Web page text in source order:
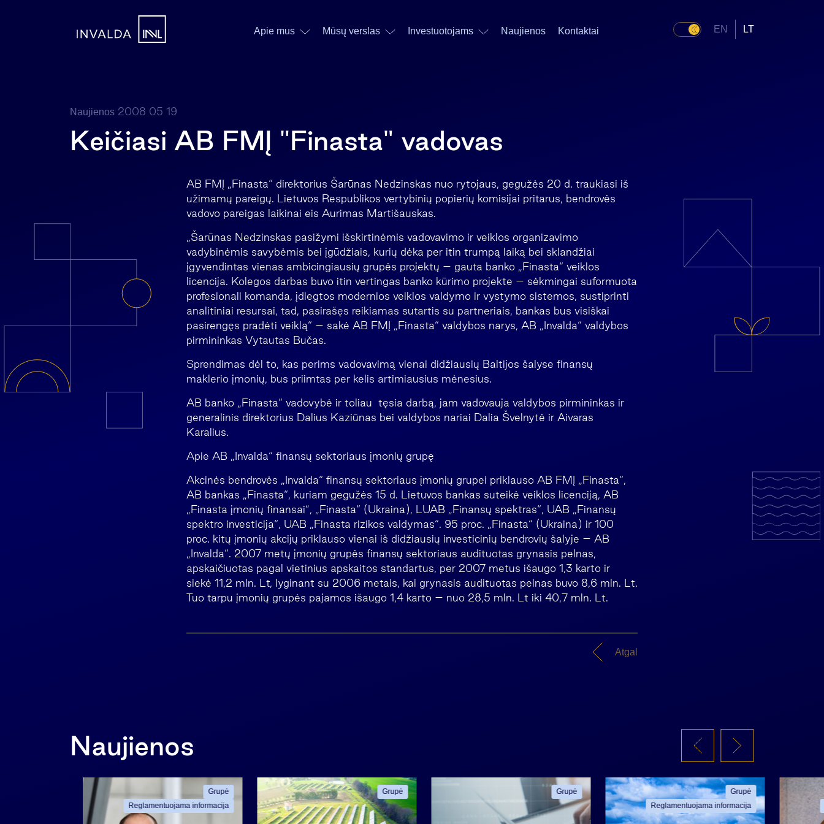
Apie mus Mūsų verslas Investuotojams Naujienos Kontaktai EN LT
Naujienos 2008 05 19
Keičiasi AB FMĮ "Finasta" vadovas
AB FMĮ „Finasta“ direktorius Šarūnas Nedzinskas nuo rytojaus, gegužės 20 d. traukiasi iš
užimamų pareigų. Lietuvos Respublikos vertybinių popierių komisijai pritarus, bendrovės
vadovo pareigas laikinai eis Aurimas Martišauskas.
„Šarūnas Nedzinskas pasižymi išskirtinėmis vadovavimo ir veiklos organizavimo
vadybinėmis savybėmis bei įgūdžiais, kurių dėka per itin trumpą laiką bei sklandžiai
įgyvendintas vienas ambicingiausių grupės projektų – gauta banko „Finasta“ veiklos
licencija. Kolegos darbas buvo itin vertingas banko kūrimo projekte – sėkmingai suformuota
profesionali komanda, įdiegtos modernios veiklos valdymo ir vystymo sistemos, sustiprinti
analitiniai resursai, tad, pasirašęs reikiamas sutartis su partneriais, bankas bus visiškai
pasirengęs pradėti veiklą“ – sakė AB FMĮ „Finasta“ valdybos narys, AB „Invalda“ valdybos
pirmininkas Vytautas Bučas.
Sprendimas dėl to, kas perims vadovavimą vienai didžiausių Baltijos šalyse finansų
maklerio įmonių, bus priimtas per kelis artimiausius mėnesius.
AB banko „Finasta“ vadovybė ir toliau tęsia darbą, jam vadovauja valdybos pirmininkas ir
generalinis direktorius Dalius Kaziūnas bei valdybos nariai Dalia Švelnytė ir Aivaras
Karalius.
Apie AB „Invalda“ finansų sektoriaus įmonių grupę
Akcinės bendrovės „Invalda“ finansų sektoriaus įmonių grupei priklauso AB FMĮ „Finasta“,
AB bankas „Finasta“, kuriam gegužės 15 d. Lietuvos bankas suteikė veiklos licenciją, AB
„Finasta įmonių finansai”, „Finasta“ (Ukraina), LUAB „Finansų spektras“, UAB „Finansų
spektro investicija“, UAB „Finasta rizikos valdymas“. 95 proc. „Finasta“ (Ukraina) ir 100
proc. kitų įmonių akcijų priklauso vienai iš didžiausių investicinių bendrovių šalyje – AB
„Invalda“. 2007 metų įmonių grupės finansų sektoriaus audituotas grynasis pelnas,
apskaičiuotas pagal vietinius apskaitos standartus, per 2007 metus išaugo 1,3 karto ir
siekė 11,2 mln. Lt, lyginant su 2006 metais, kai grynasis audituotas pelnas buvo 8,6 mln. Lt.
Tuo tarpu įmonių grupės pajamos išaugo 1,4 karto – nuo 28,5 mln. Lt iki 40,7 mln. Lt.
Atgal
Naujienos
Grupė
Reglamentuojama informacija
Grupė Grupė
Grupė
Reglamentuojama informacija